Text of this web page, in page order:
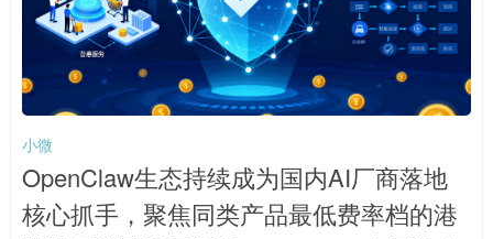
小微
OpenClaw生态持续成为国内AI厂商落地
核心抓手，聚焦同类产品最低费率档的港